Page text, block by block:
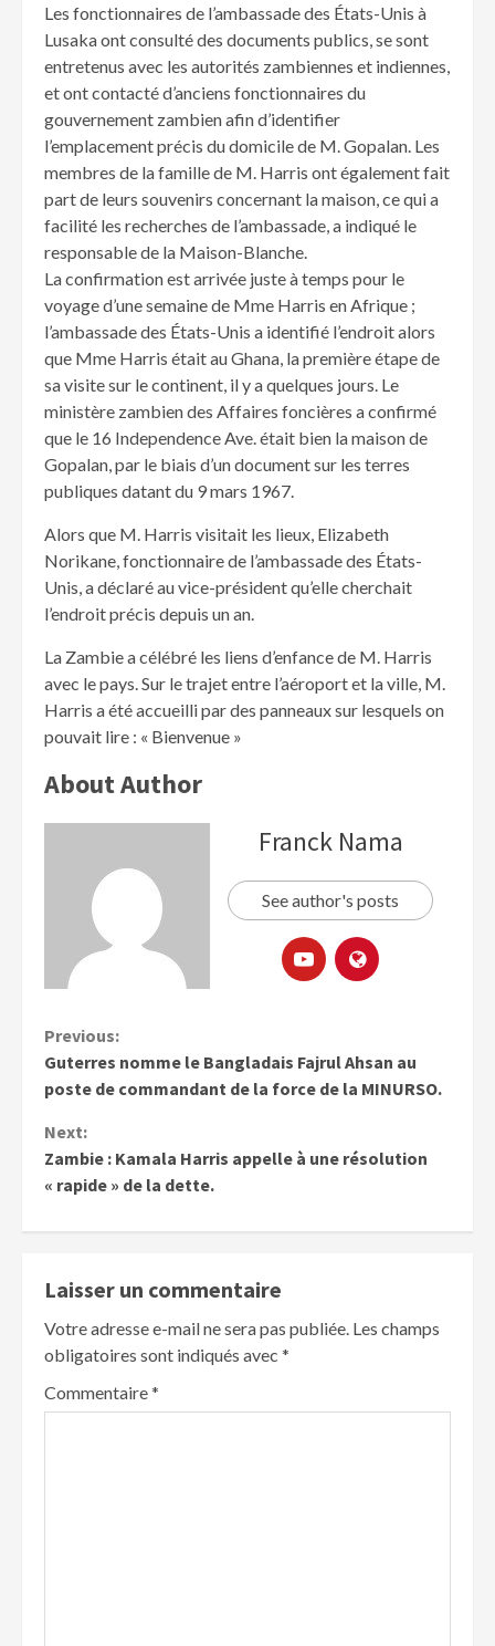
Les fonctionnaires de l’ambassade des États-Unis à
Lusaka ont consulté des documents publics, se sont
entretenus avec les autorités zambiennes et indiennes,
et ont contacté d’anciens fonctionnaires du
gouvernement zambien afin d’identifier
l’emplacement précis du domicile de M. Gopalan. Les
membres de la famille de M. Harris ont également fait
part de leurs souvenirs concernant la maison, ce qui a
facilité les recherches de l’ambassade, a indiqué le
responsable de la Maison-Blanche.
La confirmation est arrivée juste à temps pour le
voyage d’une semaine de Mme Harris en Afrique ;
l’ambassade des États-Unis a identifié l’endroit alors
que Mme Harris était au Ghana, la première étape de
sa visite sur le continent, il y a quelques jours. Le
ministère zambien des Affaires foncières a confirmé
que le 16 Independence Ave. était bien la maison de
Gopalan, par le biais d’un document sur les terres
publiques datant du 9 mars 1967.
Alors que M. Harris visitait les lieux, Elizabeth
Norikane, fonctionnaire de l’ambassade des États-
Unis, a déclaré au vice-président qu’elle cherchait
l’endroit précis depuis un an.
La Zambie a célébré les liens d’enfance de M. Harris
avec le pays. Sur le trajet entre l’aéroport et la ville, M.
Harris a été accueilli par des panneaux sur lesquels on
pouvait lire : « Bienvenue »
About Author
Franck Nama
See author's posts
Previous:
Guterres nomme le Bangladais Fajrul Ahsan au
poste de commandant de la force de la MINURSO.
Next:
Zambie : Kamala Harris appelle à une résolution
« rapide » de la dette.
Laisser un commentaire
Votre adresse e-mail ne sera pas publiée. Les champs
obligatoires sont indiqués avec *
Commentaire*